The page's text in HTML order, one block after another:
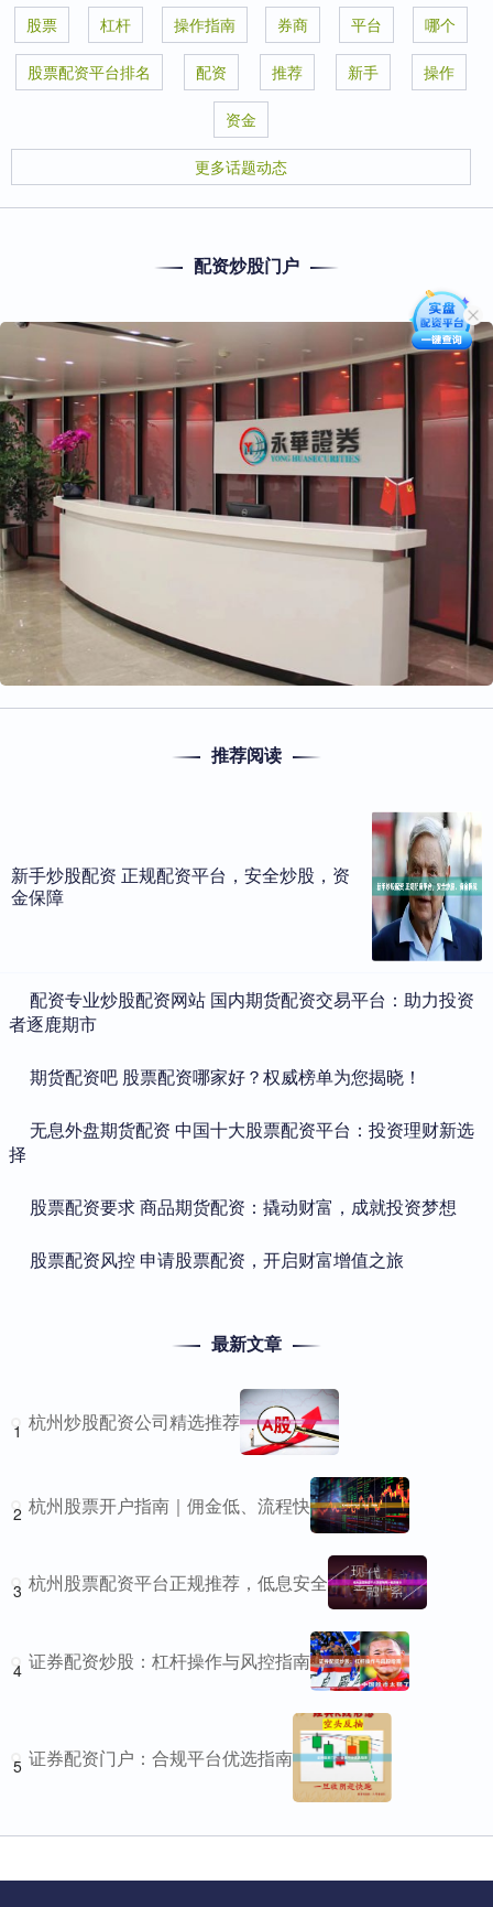
股票 杠杆 操作指南 券商 平台 哪个
股票配资平台排名 配资 推荐 新手 操作
资金
更多话题动态
配资炒股门户
推荐阅读
新手炒股配资 正规配资平台，安全炒股，资
金保障
​配资专业炒股配资网站 国内期货配资交易平台：助力投资
者逐鹿期市
​期货配资吧 股票配资哪家好？权威榜单为您揭晓！
​无息外盘期货配资 中国十大股票配资平台：投资理财新选
择
​股票配资要求 商品期货配资：撬动财富，成就投资梦想
​股票配资风控 申请股票配资，开启财富增值之旅
最新文章
1 杭州炒股配资公司精选推荐
2 杭州股票开户指南｜佣金低、流程快
3 杭州股票配资平台正规推荐，低息安全
4 证券配资炒股：杠杆操作与风控指南
5 证券配资门户：合规平台优选指南